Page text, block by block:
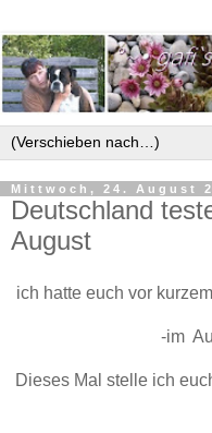
Mittwoch, 24. August
Deutschland
August
ich hatte euch vor kurzem
-im
Dieses Mal stelle ich